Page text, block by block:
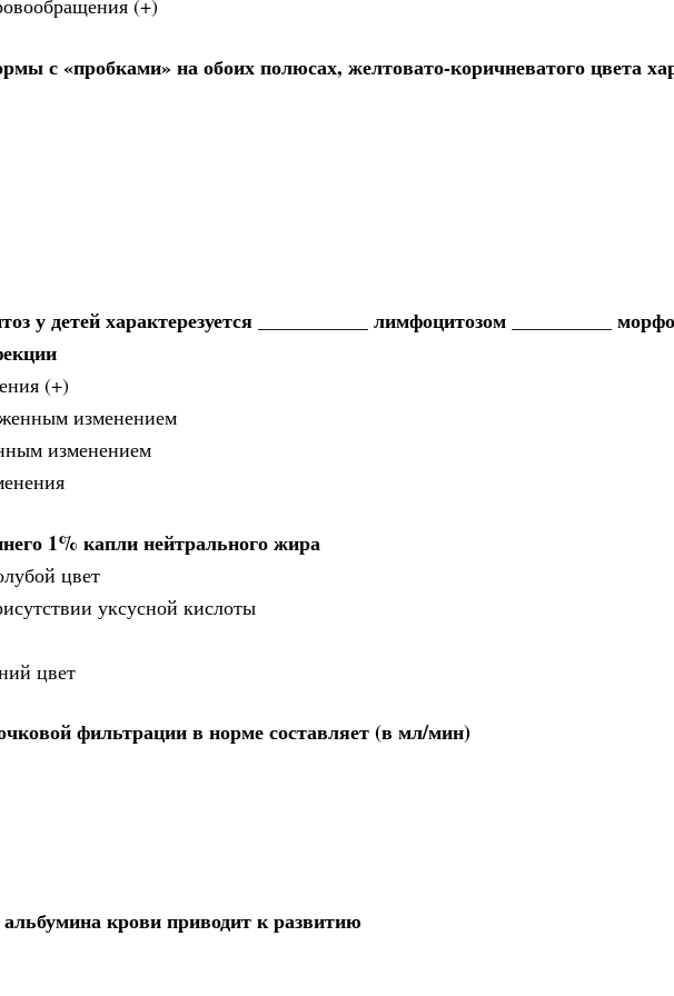
(+)
с «пробками» на обоих полюсах, желтовато-коричневатого цвета
у детей характерезуется ___________ лимфоцитозом __________
(+)
изменением
изменением
1% капли нейтрального жира
цвет
уксусной кислоты
цвет
фильтрации в норме составляет (в мл/мин)
крови приводит к развитию